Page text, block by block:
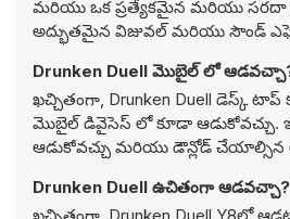
మరియు ఒక ప్రత్యేకమైన మరియు
అద్భుతమైన విజువల్ మరియు సౌండ్
Drunken Duell మొబైల్ లో
ఖచ్చితంగా, Drunken Duell డెస్క్ టాప్
మొబైల్ డివైసెస్ లో కూడా ఆడుకోవచ్చు.
ఆడుకోవచ్చు మరియు డౌన్లోడ్ చేయాల్సిన
Drunken Duell ఉచితంగా ఆడవచ్చా?